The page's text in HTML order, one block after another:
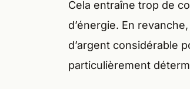
Cela entraîne trop de
d’énergie. En
d’argent considérable
particulièrement